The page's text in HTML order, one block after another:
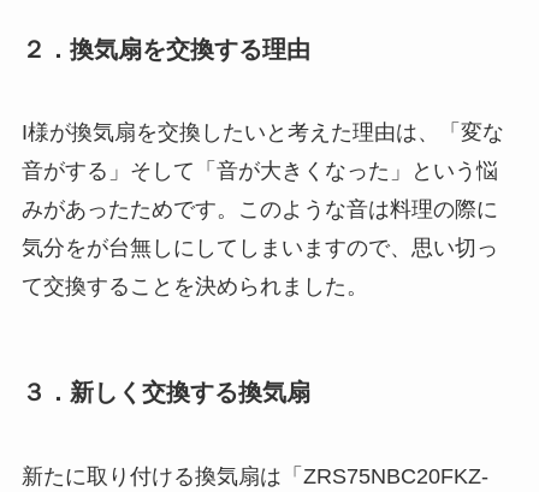
２．換気扇を交換する理由
I様が換気扇を交換したいと考えた理由は、「変な
音がする」そして「音が大きくなった」という悩
みがあったためです。このような音は料理の際に
気分をが台無しにしてしまいますので、思い切っ
て交換することを決められました。
３．新しく交換する換気扇
新たに取り付ける換気扇は「ZRS75NBC20FKZ-